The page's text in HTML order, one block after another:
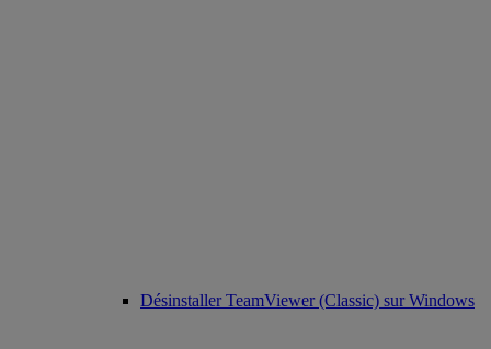
Désinstaller TeamViewer (Classic) sur Windows